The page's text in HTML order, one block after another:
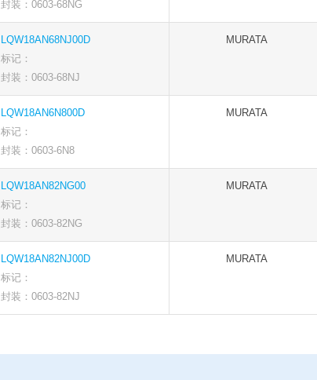
封装：0603-68NG
LQW18AN68NJ00D
标记：
封装：0603-68NJ
MURATA
LQW18AN6N800D
标记：
封装：0603-6N8
MURATA
LQW18AN82NG00
标记：
封装：0603-82NG
MURATA
LQW18AN82NJ00D
标记：
封装：0603-82NJ
MURATA